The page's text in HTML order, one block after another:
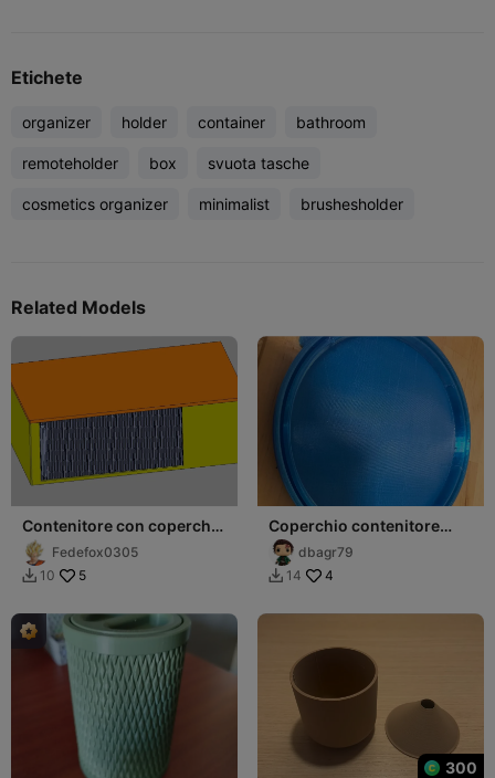
Etichete
organizer holder container bathroom
remoteholder box svuota tasche
cosmetics organizer minimalist brushesholder
Related Models
Contenitore con coperchio
scorrevole
Fedefox0305
 10 5
Coperchio contenitore
195mmdbagr79
 14 4
300